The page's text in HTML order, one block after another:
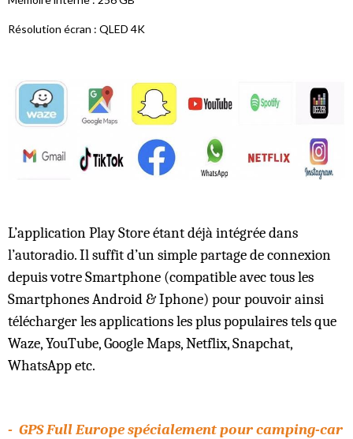
Résolution écran : QLED 4K
L’application Play Store étant déjà intégrée dans
l’autoradio. Il suffit d’un simple partage de connexion
depuis votre Smartphone (compatible avec tous les
Smartphones Android & Iphone) pour pouvoir ainsi
télécharger les applications les plus populaires tels que
Waze, YouTube, Google Maps, Netflix, Snapchat,
WhatsApp etc.
- GPS Full Europe spécialement pour camping-car